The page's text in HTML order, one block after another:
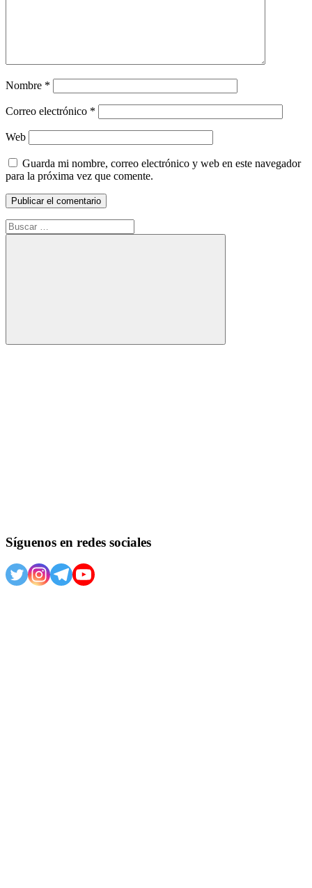
Nombre *
Correo electrónico *
Web
Guarda mi nombre, correo electrónico y web en este navegador
para la próxima vez que comente.
Buscar:
Buscar
Síguenos en redes sociales